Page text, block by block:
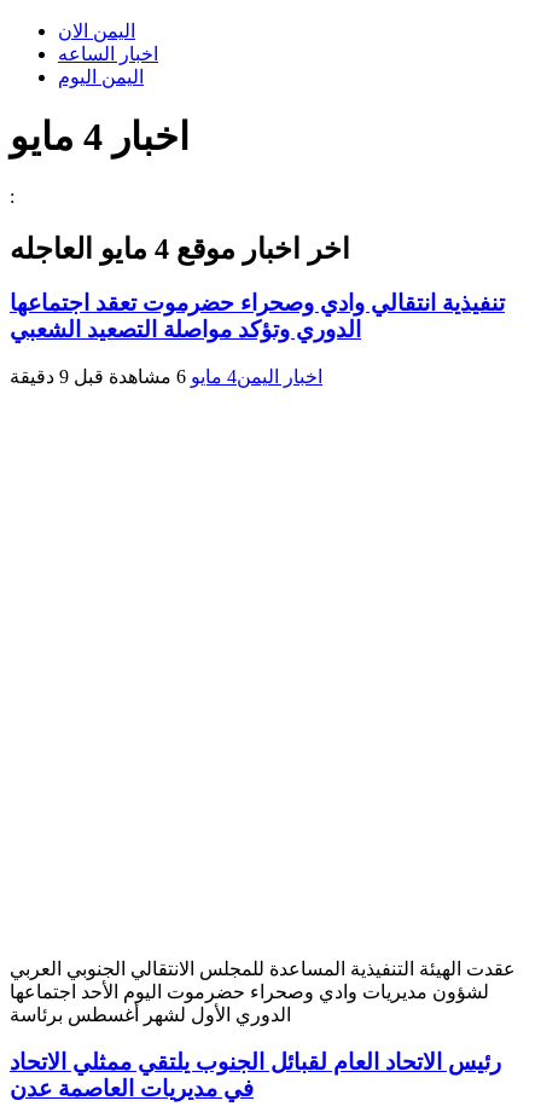
اليمن الان
اخبار الساعه
اليمن اليوم
اخبار 4 مايو
:
اخر اخبار موقع 4 مايو العاجله
تنفيذية انتقالي وادي وصحراء حضرموت تعقد اجتماعها
الدوري وتؤكد مواصلة التصعيد الشعبي
اخبار اليمن4 مايو قبل 9 دقيقة
عقدت الهيئة التنفيذية المساعدة للمجلس الانتقالي الجنوبي العربي
لشؤون مديريات وادي وصحراء حضرموت اليوم الأحد اجتماعها
الدوري الأول لشهر أغسطس برئاسة
رئيس الاتحاد العام لقبائل الجنوب يلتقي ممثلي الاتحاد
في مديريات العاصمة عدن